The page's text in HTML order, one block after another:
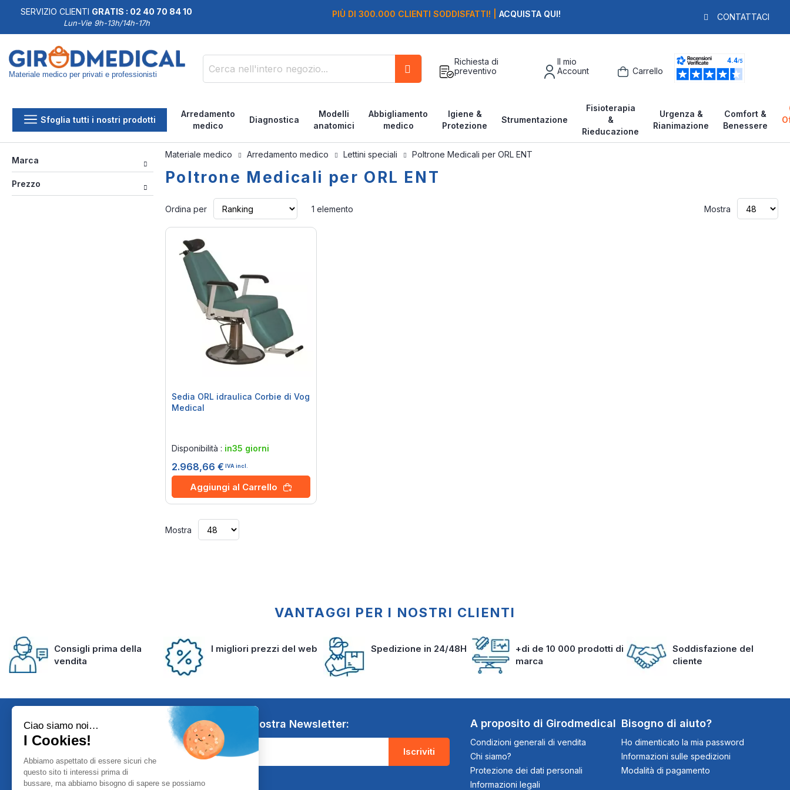
SERVIZIO CLIENTI GRATIS : 02 40 70 84 10
Lun-Vie 9h-13h/14h-17h
O RIMBORSATI PIÙ DI 300.000 CLIENTI SODDISFATTI! | ACQUISTA QUI! PAGA IN 3X
CONTATTACI
Materiale medico per privati e professionisti
Richiesta di
preventivo
Il mio
Account
Carrello
Sfoglia tutti i nostri prodotti
Arredamento
medico
Diagnostica
Modelli
anatomici
Abbigliamento
medico
Igiene &
Protezione
Strumentazione
Fisioterapia
&
Rieducazione
Urgenza &
Rianimazione
Comfort &
Benessere
Materiale medico Arredamento medico Lettini speciali Poltrone Medicali per ORL ENT
Poltrone Medicali per ORL ENT
Ordina per
direzione
1 elemento Mostra
Sedia ORL idraulica Corbie di Vog
Medical
Disponibilità : in35 giorni
2.968,66 € IVA incl.
Aggiungi al Carrello
Mostra
Marca
Prezzo
VANTAGGI PER I NOSTRI CLIENTI
Consigli prima della
vendita
I migliori prezzi del web Spedizione in 24/48H
+di de 10 000 prodotti di
marca
Soddisfazione del
cliente
Iscriviti alla nostra Newsletter:
Iscriviti
A proposito di Girodmedical
Condizioni generali di vendita
Chi siamo?
Protezione dei dati personali
Informazioni legali
Bisogno di aiuto?
Ho dimenticato la mia password
Informazioni sulle spedizioni
Modalità di pagamento
Ciao siamo noi…
I Cookies!
Abbiamo aspettato di essere sicuri che
questo sito ti interessi prima di
bussare, ma abbiamo bisogno di sapere se possiamo